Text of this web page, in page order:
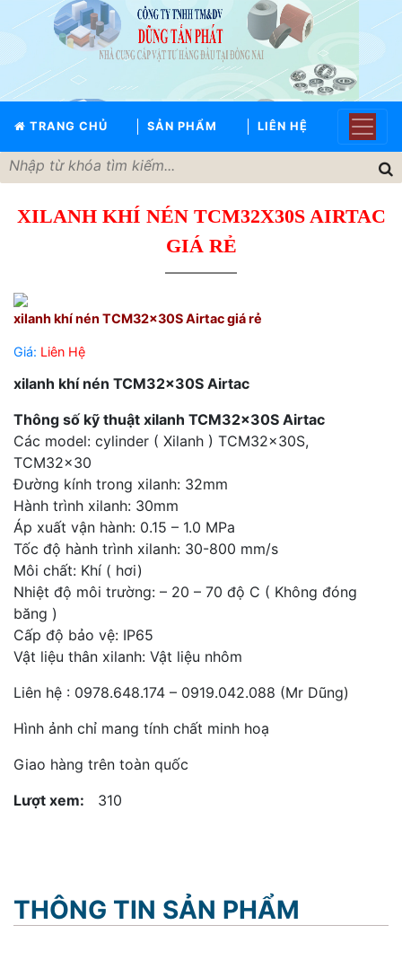
TRANG CHỦ SẢN PHẨM LIÊN HỆ
TRANG
CHỦ
GIỚI
SẢN
PHẨM
THƯƠNG
LIÊN
XILANH KHÍ NÉN TCM32X30S AIRTAC
GIÁ RẺ
xilanh khí nén TCM32x30S Airtac giá rẻ
Giá: Liên Hệ
xilanh khí nén TCM32x30S Airtac
Thông số kỹ thuật xilanh TCM32x30S Airtac
Các model: cylinder ( Xilanh ) TCM32x30S,
TCM32x30
Đường kính trong xilanh: 32mm
Hành trình xilanh: 30mm
Áp xuất vận hành: 0.15 – 1.0 MPa
Tốc độ hành trình xilanh: 30-800 mm/s
Môi chất: Khí ( hơi)
Nhiệt độ môi trường: – 20 – 70 độ C ( Không đóng
băng )
Cấp độ bảo vệ: IP65
Vật liệu thân xilanh: Vật liệu nhôm
Liên hệ : 0978.648.174 – 0919.042.088 (Mr Dũng)
Hình ảnh chỉ mang tính chất minh hoạ
Giao hàng trên toàn quốc
Lượt xem:
310
THÔNG TIN SẢN PHẨM